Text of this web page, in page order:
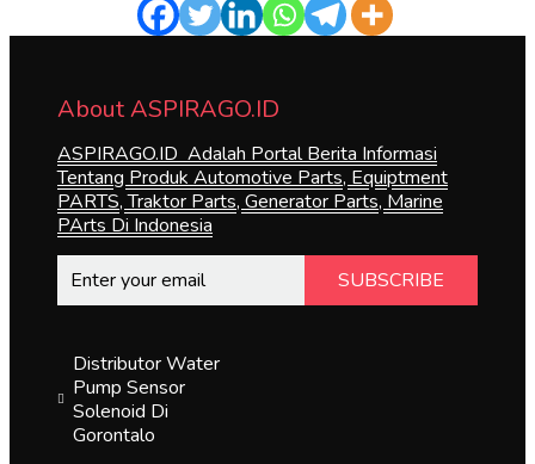
About ASPIRAGO.ID
ASPIRAGO.ID Adalah Portal Berita Informasi
Tentang Produk Automotive Parts, Equiptment
PARTS, Traktor Parts, Generator Parts, Marine
PArts Di Indonesia
SUBSCRIBE
Distributor Water
Pump Sensor
Solenoid Di
Gorontalo